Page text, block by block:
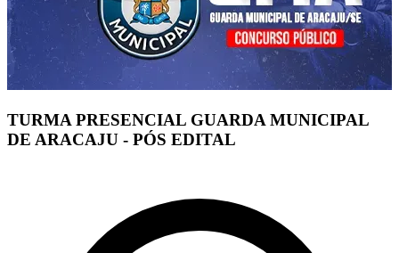
TURMA PRESENCIAL GUARDA MUNICIPAL
DE ARACAJU - PÓS EDITAL